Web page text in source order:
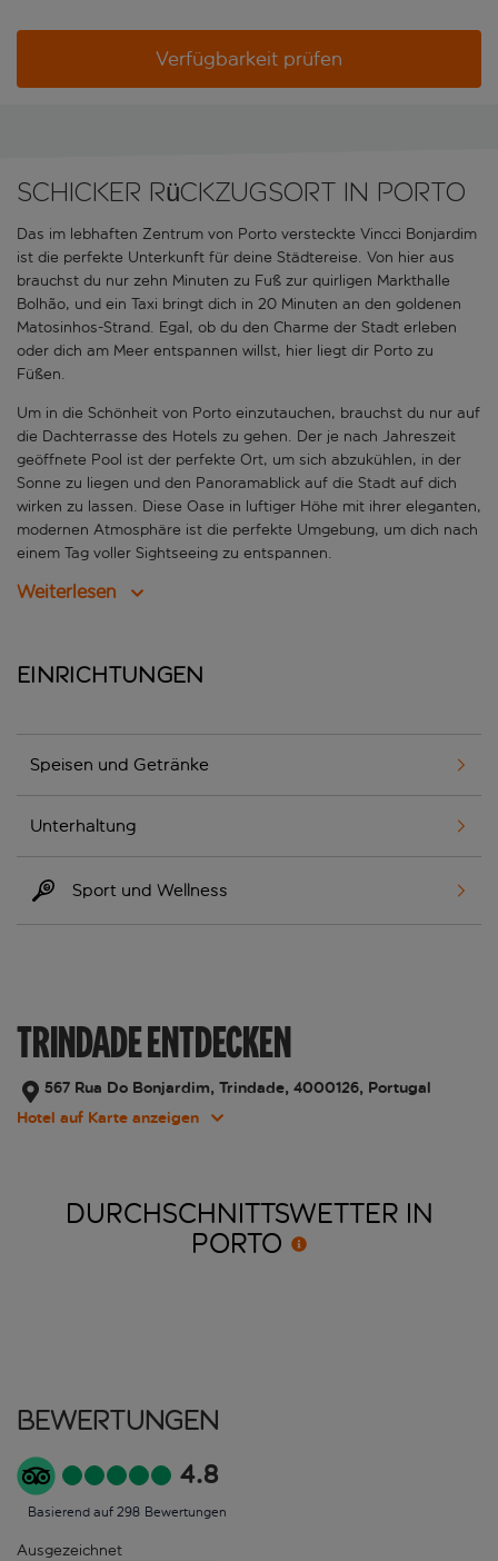
Verfügbarkeit prüfen
Schicker Rückzugsort in Porto
Das im lebhaften Zentrum von Porto versteckte Vincci Bonjardim
ist die perfekte Unterkunft für deine Städtereise. Von hier aus
brauchst du nur zehn Minuten zu Fuß zur quirligen Markthalle
Bolhão, und ein Taxi bringt dich in 20 Minuten an den goldenen
Matosinhos-Strand. Egal, ob du den Charme der Stadt erleben
oder dich am Meer entspannen willst, hier liegt dir Porto zu
Füßen.
Um in die Schönheit von Porto einzutauchen, brauchst du nur auf
die Dachterrasse des Hotels zu gehen. Der je nach Jahreszeit
geöffnete Pool ist der perfekte Ort, um sich abzukühlen, in der
Sonne zu liegen und den Panoramablick auf die Stadt auf dich
wirken zu lassen. Diese Oase in luftiger Höhe mit ihrer eleganten,
modernen Atmosphäre ist die perfekte Umgebung, um dich nach
einem Tag voller Sightseeing zu entspannen.
Weiterlesen
Einrichtungen
Speisen und Getränke
Unterhaltung
Sport und Wellness
TRINDADE ENTDECKEN
567 Rua Do Bonjardim, Trindade, 4000126, Portugal
Hotel auf Karte anzeigen
DURCHSCHNITTSWETTER IN
PORTO
Bewertungen
4.8
Basierend auf 298 Bewertungen
Ausgezeichnet